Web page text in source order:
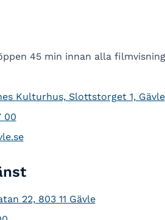
45 min innan alla
Kulturhus, Slottstorget 1, Gävle
00
22, 803 11 Gävle